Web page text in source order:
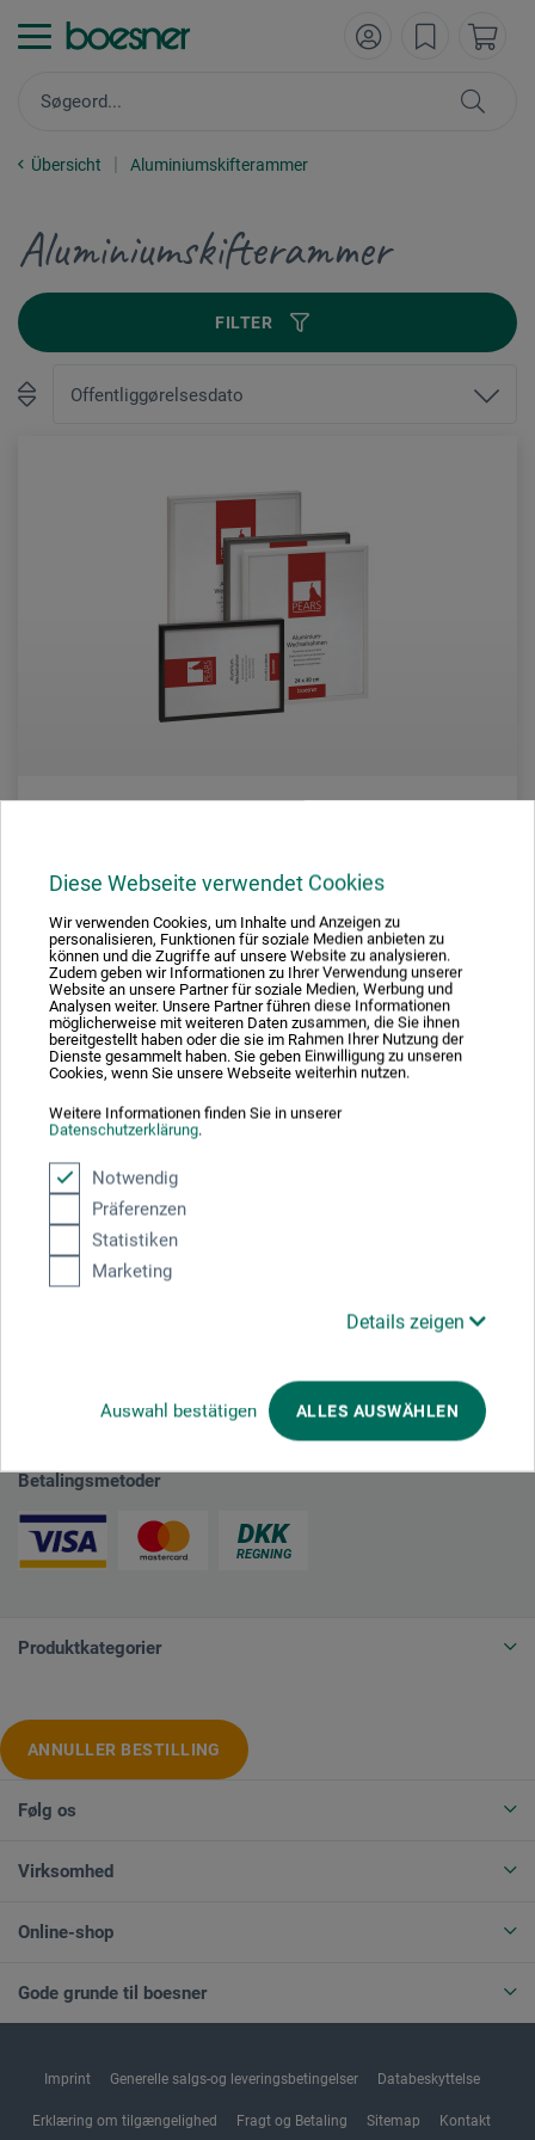
Diese Webseite verwendet Cookies
Wir verwenden Cookies, um Inhalte und Anzeigen zu
personalisieren, Funktionen für soziale Medien anbieten zu
können und die Zugriffe auf unsere Website zu analysieren.
Zudem geben wir Informationen zu Ihrer Verwendung unserer
Website an unsere Partner für soziale Medien, Werbung und
Analysen weiter. Unsere Partner führen diese Informationen
möglicherweise mit weiteren Daten zusammen, die Sie ihnen
bereitgestellt haben oder die sie im Rahmen Ihrer Nutzung der
Dienste gesammelt haben. Sie geben Einwilligung zu unseren
Cookies, wenn Sie unsere Webseite weiterhin nutzen.
Weitere Informationen finden Sie in unserer
Datenschutzerklärung.
Notwendig
Präferenzen
Statistiken
Marketing
Details zeigen
Auswahl bestätigen ALLES AUSWÄHLEN
Übersicht Aluminiumskifterammer
Aluminiumskifterammer
FILTER
Pears Aluminium-Skifteramme
fra103,00 DKK *
Betalingsmetoder
Produktkategorier
ANNULLER BESTILLING
Følg os
Virksomhed
Online-shop
Gode grunde til boesner
Imprint Generelle salgs-og leveringsbetingelser Databeskyttelse
Erklæring om tilgængelighed Fragt og Betaling Sitemap Kontakt